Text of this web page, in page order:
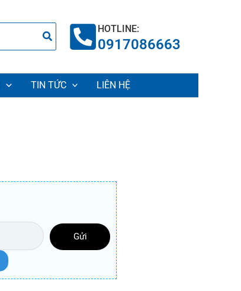
HOTLINE:
0917086663
TIN TỨC LIÊN HỆ
Gửi